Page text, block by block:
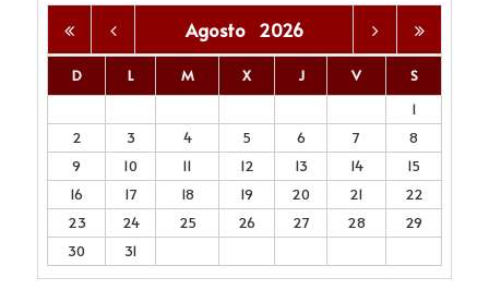
Agosto 2026
D L M X J V
S
1
2
3 4 5 6 7
8
9
10 11 12 13 14
15
16
17 18 19 20 21
22
23
24 25 26 27 28
29
30
31